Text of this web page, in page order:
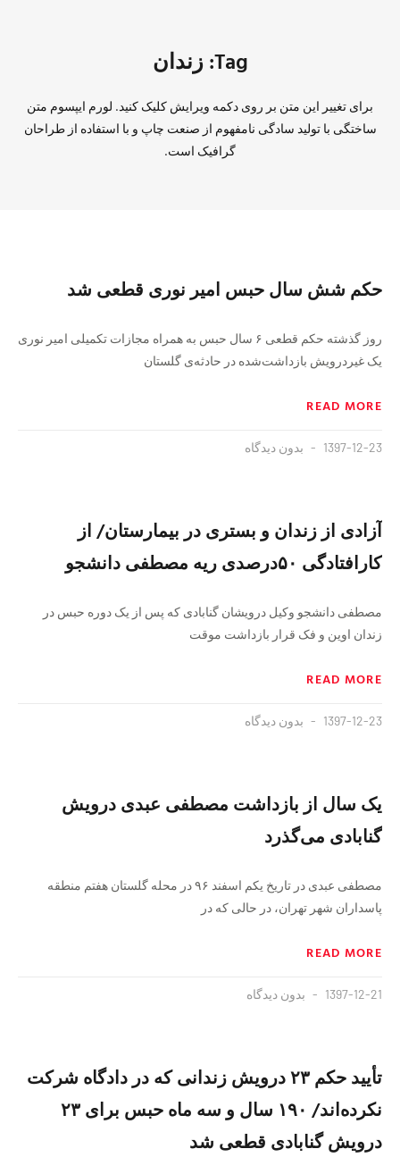
Tag: زندان
برای تغییر این متن بر روی دکمه ویرایش کلیک کنید. لورم ایپسوم متن
ساختگی با تولید سادگی نامفهوم از صنعت چاپ و با استفاده از طراحان
گرافیک است.
حکم شش سال حبس امیر نوری قطعی شد
روز گذشته حکم قطعی ۶ سال حبس به همراه مجازات تکمیلی امیر نوری
یک غیردرویش بازداشت‌شده در حادثه‌ی گلستان
READ MORE
1397-12-23 بدون دیدگاه
آزادی از زندان و بستری در بیمارستان/ از
کارافتادگی ۵۰درصدی ریه مصطفی دانشجو
مصطفی دانشجو وکیل درویشان گنابادی که پس از یک دوره حبس در
زندان اوین و فک قرار بازداشت موقت
READ MORE
1397-12-23 بدون دیدگاه
یک سال از بازداشت مصطفی عبدی درویش
گنابادی می‌گذرد
مصطفی عبدی در تاریخ یکم اسفند ۹۶ در محله گلستان هفتم منطقه
پاسداران شهر تهران، در حالی که در
READ MORE
1397-12-21 بدون دیدگاه
تأیید حکم ۲۳ درویش زندانی که در دادگاه شرکت
نکرده‌اند/ ۱۹۰ سال و سه ماه حبس برای ۲۳
درویش گنابادی قطعی شد